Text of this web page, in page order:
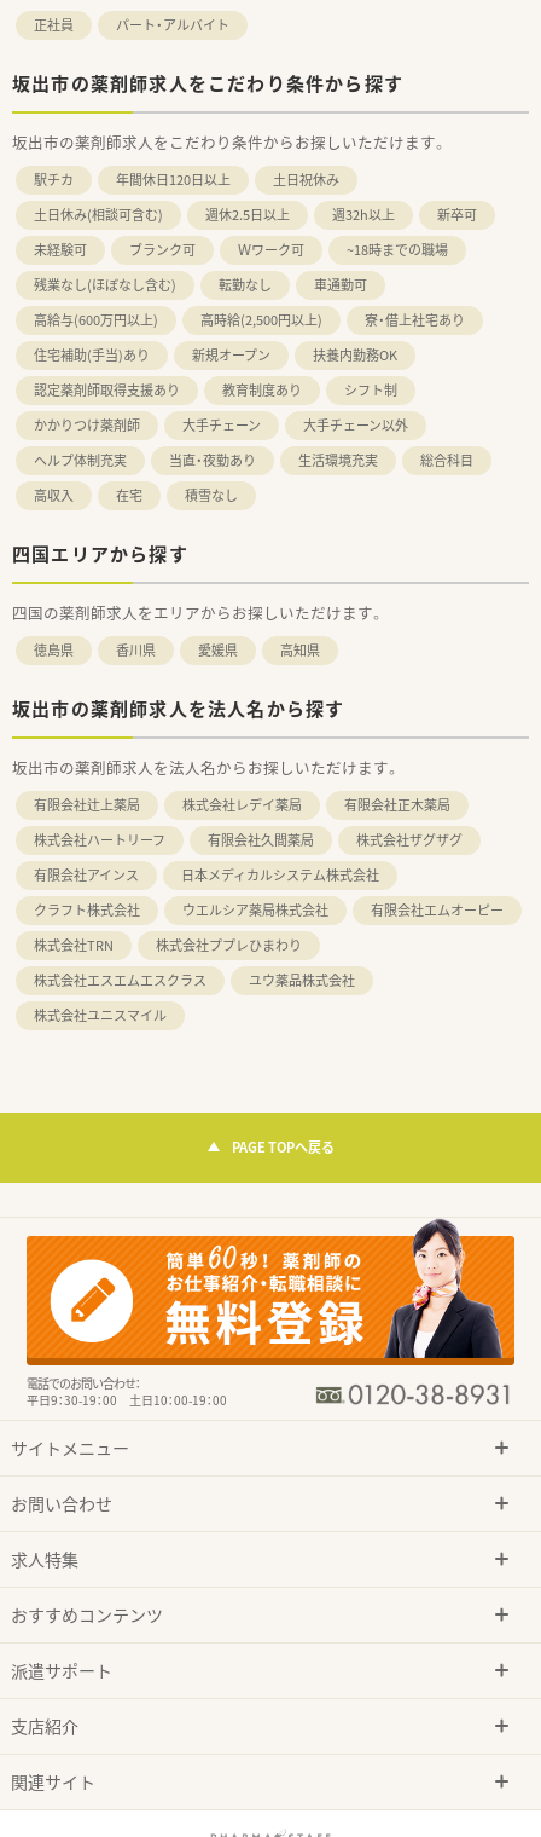
正社員 パート・アルバイト
坂出市の薬剤師求人をこだわり条件から探す
坂出市の薬剤師求人をこだわり条件からお探しいただけます。
駅チカ 年間休日120日以上
土日祝休み
土日休み(相談可含む)
週休2.5日以上 週32h以上
新卒可
未経験可
ブランク可 Ｗワーク可
~18時までの職場
残業なし(ほぼなし含む)
転勤なし
車通勤可
高給与(600万円以上)
高時給(2,500円以上)
寮・借上社宅あり
住宅補助(手当)あり
新規オープン
扶養内勤務OK
認定薬剤師取得支援あり
教育制度あり
シフト制
かかりつけ薬剤師
大手チェーン
大手チェーン以外
ヘルプ体制充実
当直・夜勤あり 生活環境充実
総合科目
高収入
在宅 積雪なし
四国エリアから探す
四国の薬剤師求人をエリアからお探しいただけます。
徳島県 香川県 愛媛県 高知県
坂出市の薬剤師求人を法人名から探す
坂出市の薬剤師求人を法人名からお探しいただけます。
有限会社辻上薬局 株式会社レデイ薬局
有限会社正木薬局
株式会社ハートリーフ
有限会社久間薬局
株式会社ザグザグ
有限会社アインス
日本メディカルシステム株式会社
クラフト株式会社
ウエルシア薬局株式会社
有限会社エムオーピー
株式会社TRN
株式会社ププレひまわり
株式会社エスエムエスクラス
ユウ薬品株式会社
株式会社ユニスマイル
PAGE TOPへ戻る
電話でのお問い合わせ：
平日9：30-19：00 土日10：00-19：00
サイトメニュー
お問い合わせ
求人特集
おすすめコンテンツ
派遣サポート
支店紹介
関連サイト